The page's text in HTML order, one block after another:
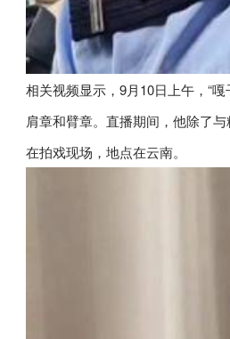
相关视频显示，9月10日上午，“
肩章和臂章。直播期间，他除了
在拍戏现场，地点在云南。